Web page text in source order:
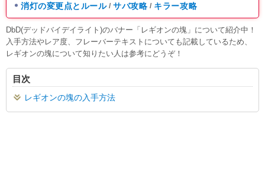
消灯の変更点とルール / サバ攻略 / キラー攻略
DbD(デッドバイデイライト)のバナー「レギオンの塊」について紹介中！
入手方法やレア度、フレーバーテキストについても記載しているため、
レギオンの塊について知りたい人は参考にどうぞ！
目次
レギオンの塊の入手方法